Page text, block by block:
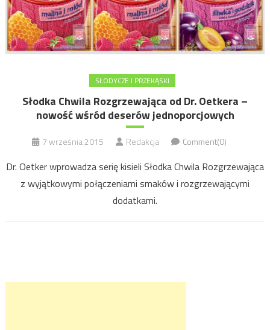
SŁODYCZE I PRZEKĄSKI
Słodka Chwila Rozgrzewająca od Dr. Oetkera –
nowość wśród deserów jednoporcjowych
7 września 2015 Redakcja Comment(0)
Dr. Oetker wprowadza serię kisieli Słodka Chwila Rozgrzewająca
z wyjątkowymi połączeniami smaków i rozgrzewającymi
dodatkami.